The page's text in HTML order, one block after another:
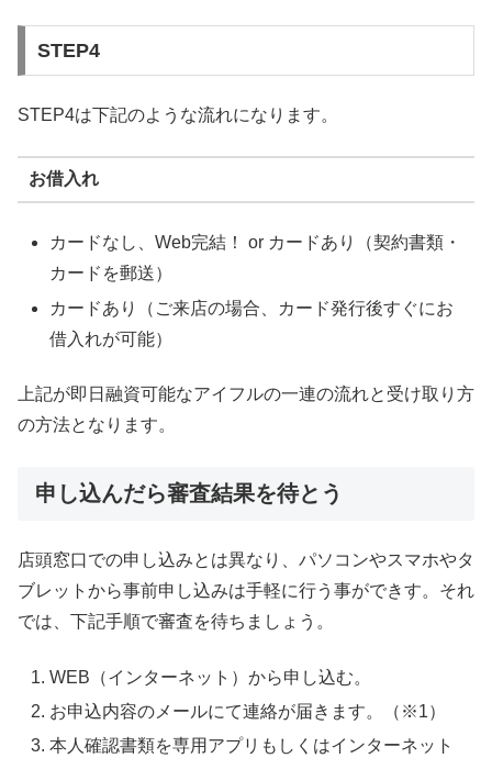
STEP4
STEP4は下記のような流れになります。
お借入れ
カードなし、Web完結！ or カードあり（契約書類・
カードを郵送）
カードあり（ご来店の場合、カード発行後すぐにお
借入れが可能）
上記が即日融資可能なアイフルの一連の流れと受け取り方
の方法となります。
申し込んだら審査結果を待とう
店頭窓口での申し込みとは異なり、パソコンやスマホやタ
ブレットから事前申し込みは手軽に行う事ができす。それ
では、下記手順で審査を待ちましょう。
WEB（インターネット）から申し込む。
お申込内容のメールにて連絡が届きます。（※1）
本人確認書類を専用アプリもしくはインターネット